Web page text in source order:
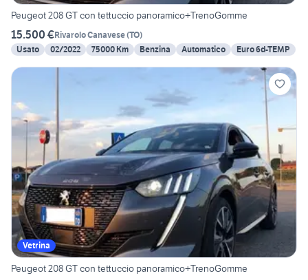
Peugeot 208 GT con tettuccio panoramico+TrenoGomme
15.500 €Rivarolo Canavese(TO)
Usato
02/2022 75000 Km Benzina Automatico Euro 6d-TEMP
Vetrina
Peugeot 208 GT con tettuccio panoramico+TrenoGomme